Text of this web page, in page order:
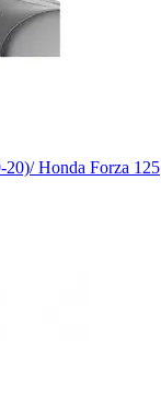
20)/ Honda Forza 125